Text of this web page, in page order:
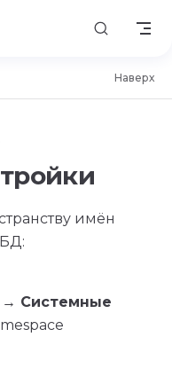
Наверх
имён
→ Системные